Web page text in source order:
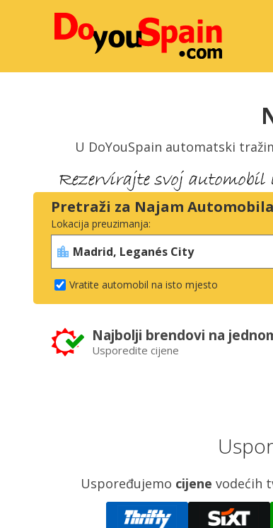
U DoYouSpain automatski
Pretraži za Najam Automobila
Lokacija preuzimanja:
Vratite automobil na isto mjesto
Najbolji brendovi na
Usporedite cijene
Uspoređujemo cijene vodećih